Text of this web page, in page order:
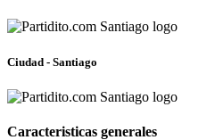
Ciudad - Santiago
Caracteristicas generales